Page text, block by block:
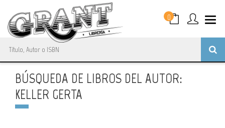
0
BÚSQUEDA DE LIBROS DEL AUTOR:
KELLER GERTA